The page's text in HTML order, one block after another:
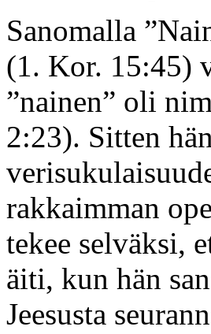
Sanomalla
(1. Kor. 15:45)
”nainen” oli
2:23). Sitten
rakkaimman
tekee selväksi,
äiti, kun hän
Jeesusta